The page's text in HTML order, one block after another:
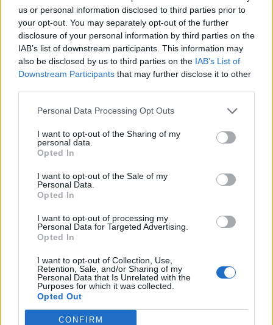
us or personal information disclosed to third parties prior to
your opt-out. You may separately opt-out of the further
disclosure of your personal information by third parties on the
IAB’s list of downstream participants. This information may
also be disclosed by us to third parties on the IAB’s List of
Downstream Participants that may further disclose it to other
Personal Data Processing Opt Outs
I want to opt-out of the Sharing of my
personal data.
Opted In
I want to opt-out of the Sale of my
Personal Data.
Opted In
I want to opt-out of processing my
Personal Data for Targeted Advertising.
Opted In
I want to opt-out of Collection, Use,
Retention, Sale, and/or Sharing of my
Personal Data that Is Unrelated with the
Purposes for which it was collected.
Opted Out
CONFIRM
2026. június 05. 08:29 | Portfolio
koordinátorai elutasították azt a kezdeményezést, amely
szigorúbb lobbiszabályokat vezetett volna be a dohányipar
képviselőivel szemben. Ez a döntés komoly lobbisikert
jelent az iparág számára Brüsszelben - közölte aPolitico
2026. június 01. 12:31 | Portfolio,